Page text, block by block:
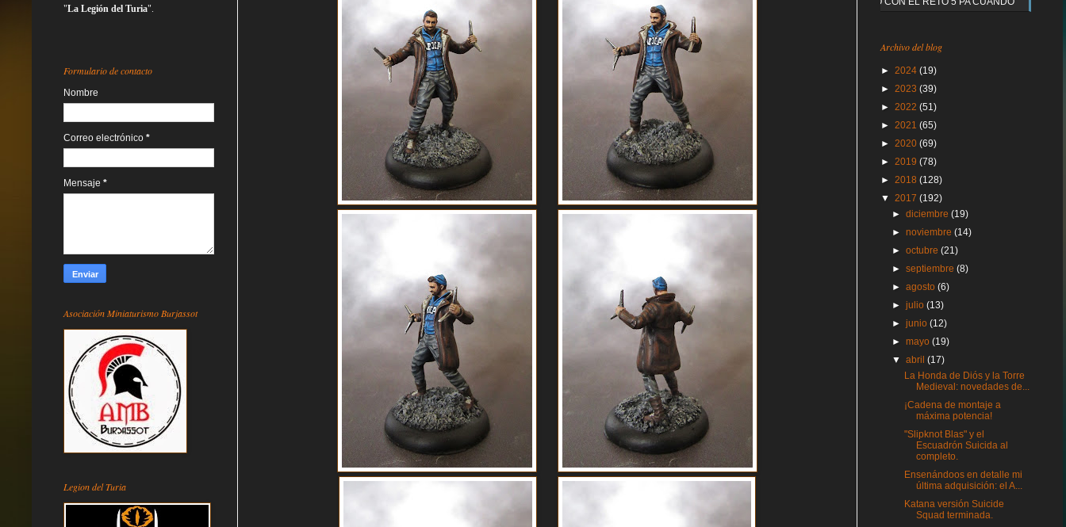
"La Legión del Turia".
Formulario de contacto
Nombre
Correo electrónico *
Mensaje *
Asociación Miniaturismo Burjassot
Legion del Turia
Archivo del blog
► 2024 (19)
► 2023 (39)
► 2022 (51)
► 2021 (65)
► 2020 (69)
► 2019 (78)
► 2018 (128)
▼ 2017 (192)
►diciembre(19)
►noviembre(14)
►octubre(21)
►septiembre(8)
►agosto(6)
►julio(13)
►junio(12)
►mayo(19)
▼abril(17)
La Honda de Diós y la Torre
Medieval: novedades de...
¡Cadena de montaje a
máxima potencia!
"Slipknot Blas" y el
Escuadrón Suicida al
completo.
Ensenándoos en detalle mi
última adquisición: el A...
Katana versión Suicide
Squad terminada.